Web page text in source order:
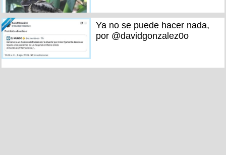
Ya no se puede hacer nada,
por @davidgonzalez0o